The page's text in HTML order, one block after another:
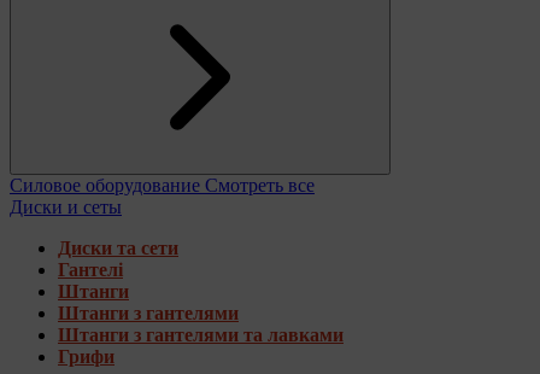
Силовое оборудование Смотреть все
Диски и сеты
Диски та сети
Гантелі
Штанги
Штанги з гантелями
Штанги з гантелями та лавками
Грифи